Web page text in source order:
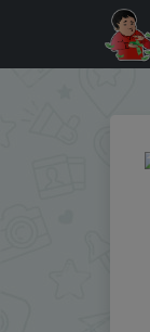
Код на знижку